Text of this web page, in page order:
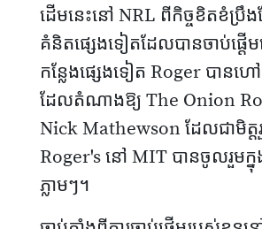
ដើមនេះនៅ NRL ពីកិច្ចខិតខំប្រឹងប្
គំនិតផ្សេងទៀតដែលបានចាប់ផ្ត
កន្លែងផ្សេងទៀត Roger បានហ
ដែលតំណាងឱ្យ The Onion
Nick Mathewson ដែលជាមិត្ត
Roger's នៅ MIT បានចូលរួមក្នុ
ភ្លាមៗ។